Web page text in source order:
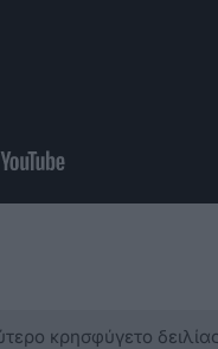
κρησφύγετο